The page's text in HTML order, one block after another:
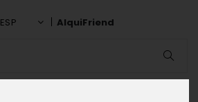
ESP AlquiFriend